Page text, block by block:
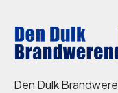
Den Dulk